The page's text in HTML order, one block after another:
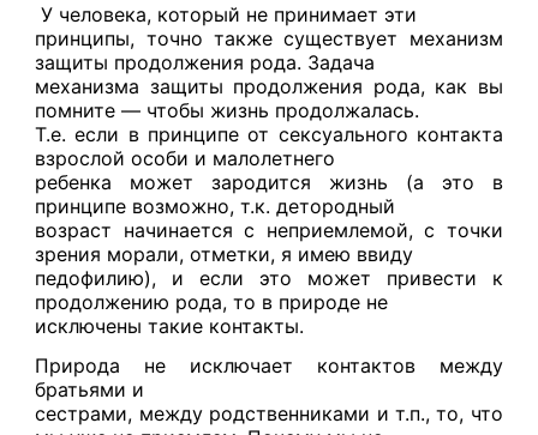
У человека, который не принимает эти
принципы, точно также существует механизм
защиты продолжения рода. Задача
механизма защиты продолжения рода, как вы
помните — чтобы жизнь продолжалась.
Т.е. если в принципе от сексуального контакта
взрослой особи и малолетнего
ребенка может зародится жизнь (а это в
принципе возможно, т.к. детородный
возраст начинается с неприемлемой, с точки
зрения морали, отметки, я имею ввиду
педофилию), и если это может привести к
продолжению рода, то в природе не
исключены такие контакты.
Природа не исключает контактов между
братьями и
сестрами, между родственниками и т.п., то, что